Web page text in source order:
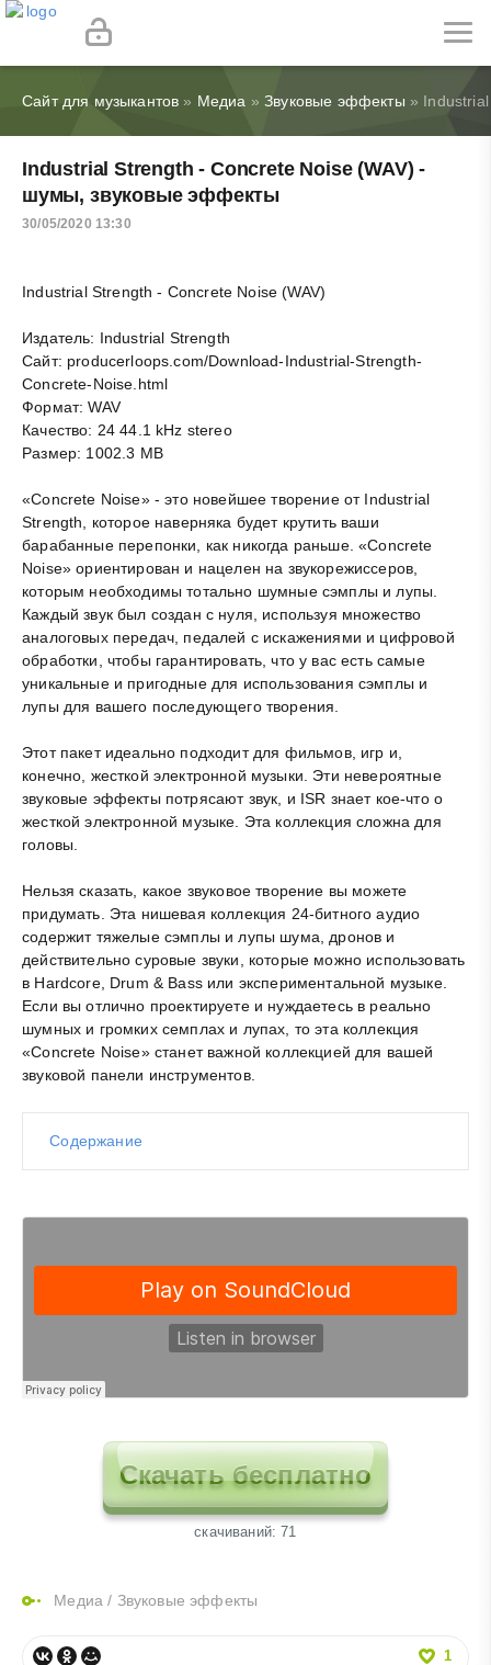
Сайт для музыкантов » Медиа »Звуковые эффекты »
Industrial Strength - Concrete Noise (WAV) -
шумы, звуковые эффекты
30/05/2020 13:30
Industrial Strength - Concrete Noise (WAV)
Издатель: Industrial Strength
Сайт: producerloops.com/Download-Industrial-Strength-
Concrete-Noise.html
Формат: WAV
Качество: 24 44.1 kHz stereo
Размер: 1002.3 MB
«Concrete Noise» - это новейшее творение от Industrial
Strength, которое наверняка будет крутить ваши
барабанные перепонки, как никогда раньше. «Concrete
Noise» ориентирован и нацелен на звукорежиссеров,
которым необходимы тотально шумные сэмплы и лупы.
Каждый звук был создан с нуля, используя множество
аналоговых передач, педалей с искажениями и цифровой
обработки, чтобы гарантировать, что у вас есть самые
уникальные и пригодные для использования сэмплы и
лупы для вашего последующего творения.
Этот пакет идеально подходит для фильмов, игр и,
конечно, жесткой электронной музыки. Эти невероятные
звуковые эффекты потрясают звук, и ISR знает кое-что о
жесткой электронной музыке. Эта коллекция сложна для
головы.
Нельзя сказать, какое звуковое творение вы можете
придумать. Эта нишевая коллекция 24-битного аудио
содержит тяжелые сэмплы и лупы шума, дронов и
действительно суровые звуки, которые можно использовать
в Hardcore, Drum & Bass или экспериментальной музыке.
Если вы отлично проектируете и нуждаетесь в реально
шумных и громких семплах и лупах, то эта коллекция
«Concrete Noise» станет важной коллекцией для вашей
звуковой панели инструментов.
Содержание
Скачать бесплатно
cкачиваний: 71
Медиа / Звуковые эффекты
1